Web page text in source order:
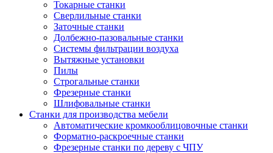
Токарные станки
Сверлильные станки
Заточные станки
Долбежно-пазовальные станки
Системы фильтрации воздуха
Вытяжные установки
Пилы
Строгальные станки
Фрезерные станки
Шлифовальные станки
Станки для производства мебели
Автоматические кромкооблицовочные станки
Форматно-раскроечные станки
Фрезерные станки по дереву с ЧПУ